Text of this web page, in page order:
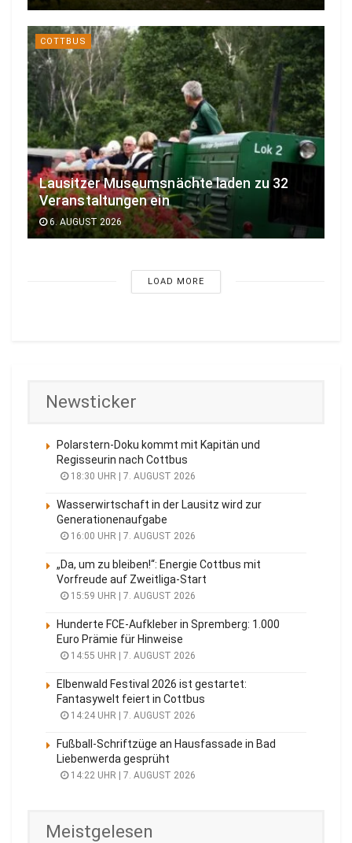
COTTBUS
Lausitzer Museumsnächte laden zu 32
Veranstaltungen ein
6. AUGUST 2026
LOAD MORE
Newsticker
Polarstern-Doku kommt mit Kapitän und
Regisseurin nach Cottbus
18:30 UHR | 7. AUGUST 2026
Wasserwirtschaft in der Lausitz wird zur
Generationenaufgabe
16:00 UHR | 7. AUGUST 2026
„Da, um zu bleiben!“: Energie Cottbus mit
Vorfreude auf Zweitliga-Start
15:59 UHR | 7. AUGUST 2026
Hunderte FCE-Aufkleber in Spremberg: 1.000
Euro Prämie für Hinweise
14:55 UHR | 7. AUGUST 2026
Elbenwald Festival 2026 ist gestartet:
Fantasywelt feiert in Cottbus
14:24 UHR | 7. AUGUST 2026
Fußball-Schriftzüge an Hausfassade in Bad
Liebenwerda gesprüht
14:22 UHR | 7. AUGUST 2026
Meistgelesen